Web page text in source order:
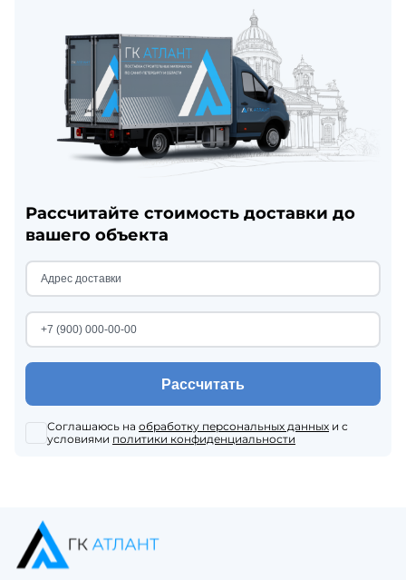
Рассчитайте стоимость доставки до
вашего объекта
Рассчитать
Соглашаюсь на обработку персональных данных и с
условиями политики конфиденциальности